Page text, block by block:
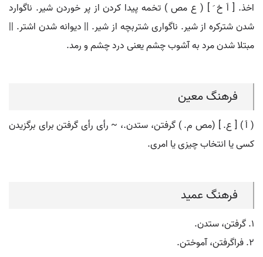
اخذ. [ اَ خ َ ] ( ع مص ) تخمه پیدا کردن از پر خوردن شیر. ناگوارد
شدن شترکره از شیر. ناگواری شتربچه از شیر. || دیوانه شدن اشتر. ||
مبتلا شدن مرد به آشوب چشم یعنی درد چشم و رمد.
فرهنگ معین
( اَ ) [ ع. ] (مص م. ) گرفتن، ستدن.، ~ رأی رأی گرفتن برای برگزیدن
کسی یا انتخاب چیزی یا امری.
فرهنگ عمید
۱. گرفتن، ستدن.
۲. فراگرفتن، آموختن.